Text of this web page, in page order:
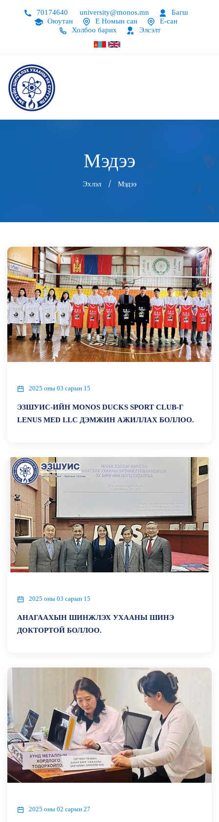
70174640 university@monos.mn
Багш
Оюутан
Е Номын сан
Е-сан
Холбоо барих
Элсэлт
Мэдээ
Эхлэл Мэдээ
2025 оны 03 сарын 15
ЭЗШУИС-ИЙН MONOS DUCKS SPORT CLUB-Г
LENUS MED LLC ДЭМЖИН АЖИЛЛАХ БОЛЛОО.
2025 оны 03 сарын 15
АНАГААХЫН ШИНЖЛЭХ УХААНЫ ШИНЭ
ДОКТОРТОЙ БОЛЛОО.
2025 оны 02 сарын 27